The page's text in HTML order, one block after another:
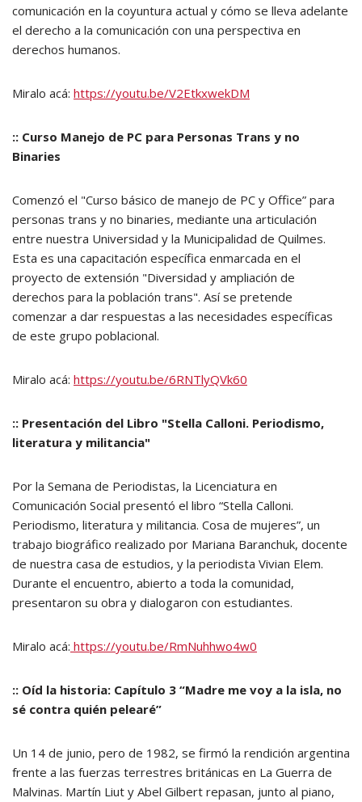
comunicación en la coyuntura actual y cómo se lleva adelante
el derecho a la comunicación con una perspectiva en
derechos humanos.
Miralo acá: https://youtu.be/V2EtkxwekDM
:: Curso Manejo de PC para Personas Trans y no
Binaries
Comenzó el "Curso básico de manejo de PC y Office” para
personas trans y no binaries, mediante una articulación
entre nuestra Universidad y la Municipalidad de Quilmes.
Esta es una capacitación específica enmarcada en el
proyecto de extensión "Diversidad y ampliación de
derechos para la población trans". Así se pretende
comenzar a dar respuestas a las necesidades específicas
de este grupo poblacional.
Miralo acá: https://youtu.be/6RNTlyQVk60
:: Presentación del Libro "Stella Calloni. Periodismo,
literatura y militancia"
Por la Semana de Periodistas, la Licenciatura en
Comunicación Social presentó el libro “Stella Calloni.
Periodismo, literatura y militancia. Cosa de mujeres”, un
trabajo biográfico realizado por Mariana Baranchuk, docente
de nuestra casa de estudios, y la periodista Vivian Elem.
Durante el encuentro, abierto a toda la comunidad,
presentaron su obra y dialogaron con estudiantes.
Miralo acá: https://youtu.be/RmNuhhwo4w0
:: Oíd la historia: Capítulo 3 “Madre me voy a la isla, no
sé contra quién pelearé”
Un 14 de junio, pero de 1982, se firmó la rendición argentina
frente a las fuerzas terrestres británicas en La Guerra de
Malvinas. Martín Liut y Abel Gilbert repasan, junto al piano,